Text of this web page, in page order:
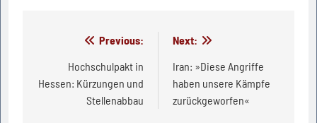
Beitragsnavigation
Previous:
Hochschulpakt in
Hessen: Kürzungen und
Stellenabbau
Next:
Iran: »Diese Angriffe
haben unsere Kämpfe
zurückgeworfen«